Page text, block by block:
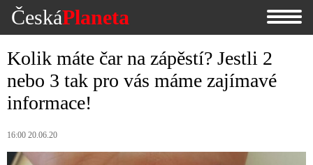
ČeskáPlaneta
Kolik máte čar na zápěstí? Jestli 2
nebo 3 tak pro vás máme zajímavé
informace!
16:00 20.06.20